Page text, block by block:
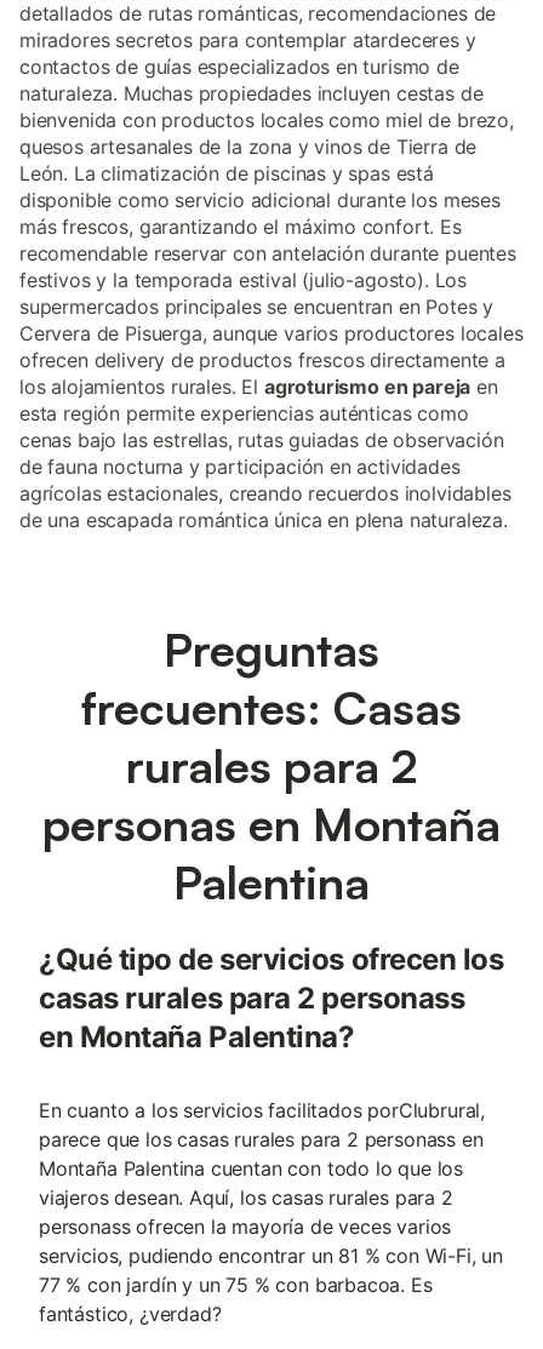
detallados de rutas románticas, recomendaciones de
miradores secretos para contemplar atardeceres y
contactos de guías especializados en turismo de
naturaleza. Muchas propiedades incluyen cestas de
bienvenida con productos locales como miel de brezo,
quesos artesanales de la zona y vinos de Tierra de
León. La climatización de piscinas y spas está
disponible como servicio adicional durante los meses
más frescos, garantizando el máximo confort. Es
recomendable reservar con antelación durante puentes
festivos y la temporada estival (julio-agosto). Los
supermercados principales se encuentran en Potes y
Cervera de Pisuerga, aunque varios productores locales
ofrecen delivery de productos frescos directamente a
los alojamientos rurales. El agroturismo en pareja en
esta región permite experiencias auténticas como
cenas bajo las estrellas, rutas guiadas de observación
de fauna nocturna y participación en actividades
agrícolas estacionales, creando recuerdos inolvidables
de una escapada romántica única en plena naturaleza.
Preguntas
frecuentes: Casas
rurales para 2
personas en Montaña
Palentina
¿Qué tipo de servicios ofrecen los
casas rurales para 2 personass
en Montaña Palentina?
En cuanto a los servicios facilitados porClubrural,
parece que los casas rurales para 2 personass en
Montaña Palentina cuentan con todo lo que los
viajeros desean. Aquí, los casas rurales para 2
personass ofrecen la mayoría de veces varios
servicios, pudiendo encontrar un 81 % con Wi-Fi, un
77 % con jardín y un 75 % con barbacoa. Es
fantástico, ¿verdad?